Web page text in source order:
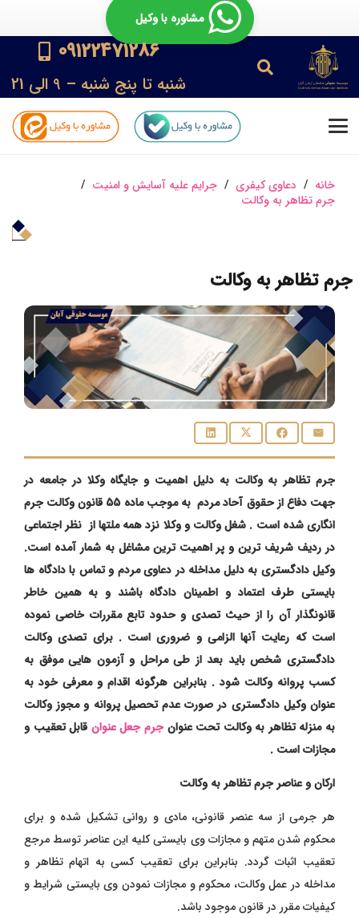
مشاوره با وکیل
09122471286
شنبه تا پنج شنبه – 9 الی 21
خانه / دعاوی کیفری / جرایم علیه آسایش و امنیت /
جرم تظاهر به وکالت
جرم تظاهر به وکالت
جرم تظاهر به وکالت به دلیل اهمیت و جایگاه وکلا در جامعه در
جهت دفاع از حقوق آحاد مردم به موجب ماده 55 قانون وکالت جرم
انگاری شده است . شغل وکالت و وکلا نزد همه ملتها از نظر اجتماعی
در ردیف شریف ترین و پر اهمیت ترین مشاغل به شمار آمده است.
وکیل دادگستری به دلیل مداخله در دعاوی مردم و تماس با دادگاه ها
بایستی طرف اعتماد و اطمینان دادگاه باشند و به همین خاطر
قانونگذار آن را از حیث تصدی و حدود تابع مقررات خاصی نموده
است که رعایت آنها الزامی و ضروری است . برای تصدی وکالت
دادگستری شخص باید بعد از طی مراحل و آزمون هایی موفق به
کسب پروانه وکالت شود . بنابراین هرگونه اقدام و معرفی خود به
عنوان وکیل دادگستری در صورت عدم تحصیل پروانه و مجوز وکالت
به منزله تظاهر به وکالت تحت عنوانجرم جعل عنوان قابل تعقیب و
مجازات است .
ارکان و عناصر جرم تظاهر به وکالت
هر جرمی از سه عنصر قانونی، مادی و روانی تشکیل شده و برای
محکوم شدن متهم و مجازات وی بایستی کلیه این عناصر توسط مرجع
تعقیب اثبات گردد. بنابراین برای تعقیب کسی به اتهام تظاهر و
مداخله در عمل وکالت، محکوم و مجازات نمودن وی بایستی شرایط و
کیفیات مقرر در قانون موجود باشد.